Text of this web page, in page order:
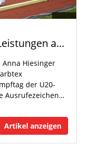
Eugene Tag 1: Mit starken Leistungen auf der WM-Bühne
Hiesinger
der U20-
Ausrufezeichen…
Artikel anzeigen